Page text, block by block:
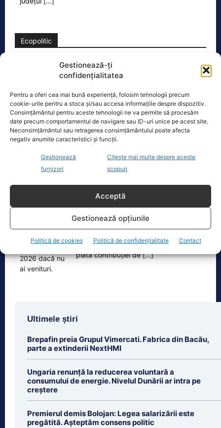
Gestionează-ți
confidențialitatea
Pentru a oferi cea mai bună experiență, folosim tehnologii precum
cookie-urile pentru a stoca și/sau accesa informațiile despre dispozitiv.
Consimțământul pentru aceste tehnologii ne va permite să procesăm
date precum comportamentul de navigare sau ID-uri unice pe acest site.
Neconsimțământul sau retragerea consimțământului poate afecta
negativ anumite caracteristici și funcții.
Gestionează
furnizori
Citește mai multe despre aceste
scopuri
Acceptă
Gestionează opțiunile
Politică de cookies Politică de confidențialitate Contact
Ecopolitic
Răzvan Savaliuc: „România mai are
Parchet General? Mai are structuri de…
si Proiectelor Europene, condus pe
atunci de PNL-istul Marcel Bolos,
anunta plin de trufie:[...]
Cât costă asigurarea de sănătate în 2026 dacă nu ai
venituri.…
Persoanele fără venituri pot beneficia
de sănătate dacă optează pentru
plata contribuției de[...]
Ultimele știri
Brepafin preia Grupul Vimercati. Fabrica din Bacău,
parte a extinderii NextHMI
Ungaria renunță la reducerea voluntară a
consumului de energie. Nivelul Dunării ar intra pe
creștere
Premierul demis Bolojan: Legea salarizării este
pregătită. Așteptăm consens politic